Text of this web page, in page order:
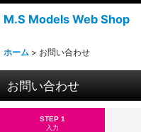
M.S Models Web Shop
ホーム > お問い合わせ
お問い合わせ
STEP 1
入力